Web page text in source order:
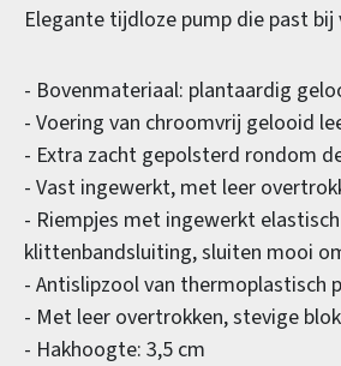
Elegante tijdloze pump die past
- Bovenmateriaal: plantaardig
- Voering van chroomvrij gelooid
- Extra zacht gepolsterd rondom
- Vast ingewerkt, met leer
- Riempjes met ingewerkt
klittenbandsluiting, sluiten mooi
- Antislipzool van thermoplastisch
- Met leer overtrokken, stevige
- Hakhoogte: 3,5 cm